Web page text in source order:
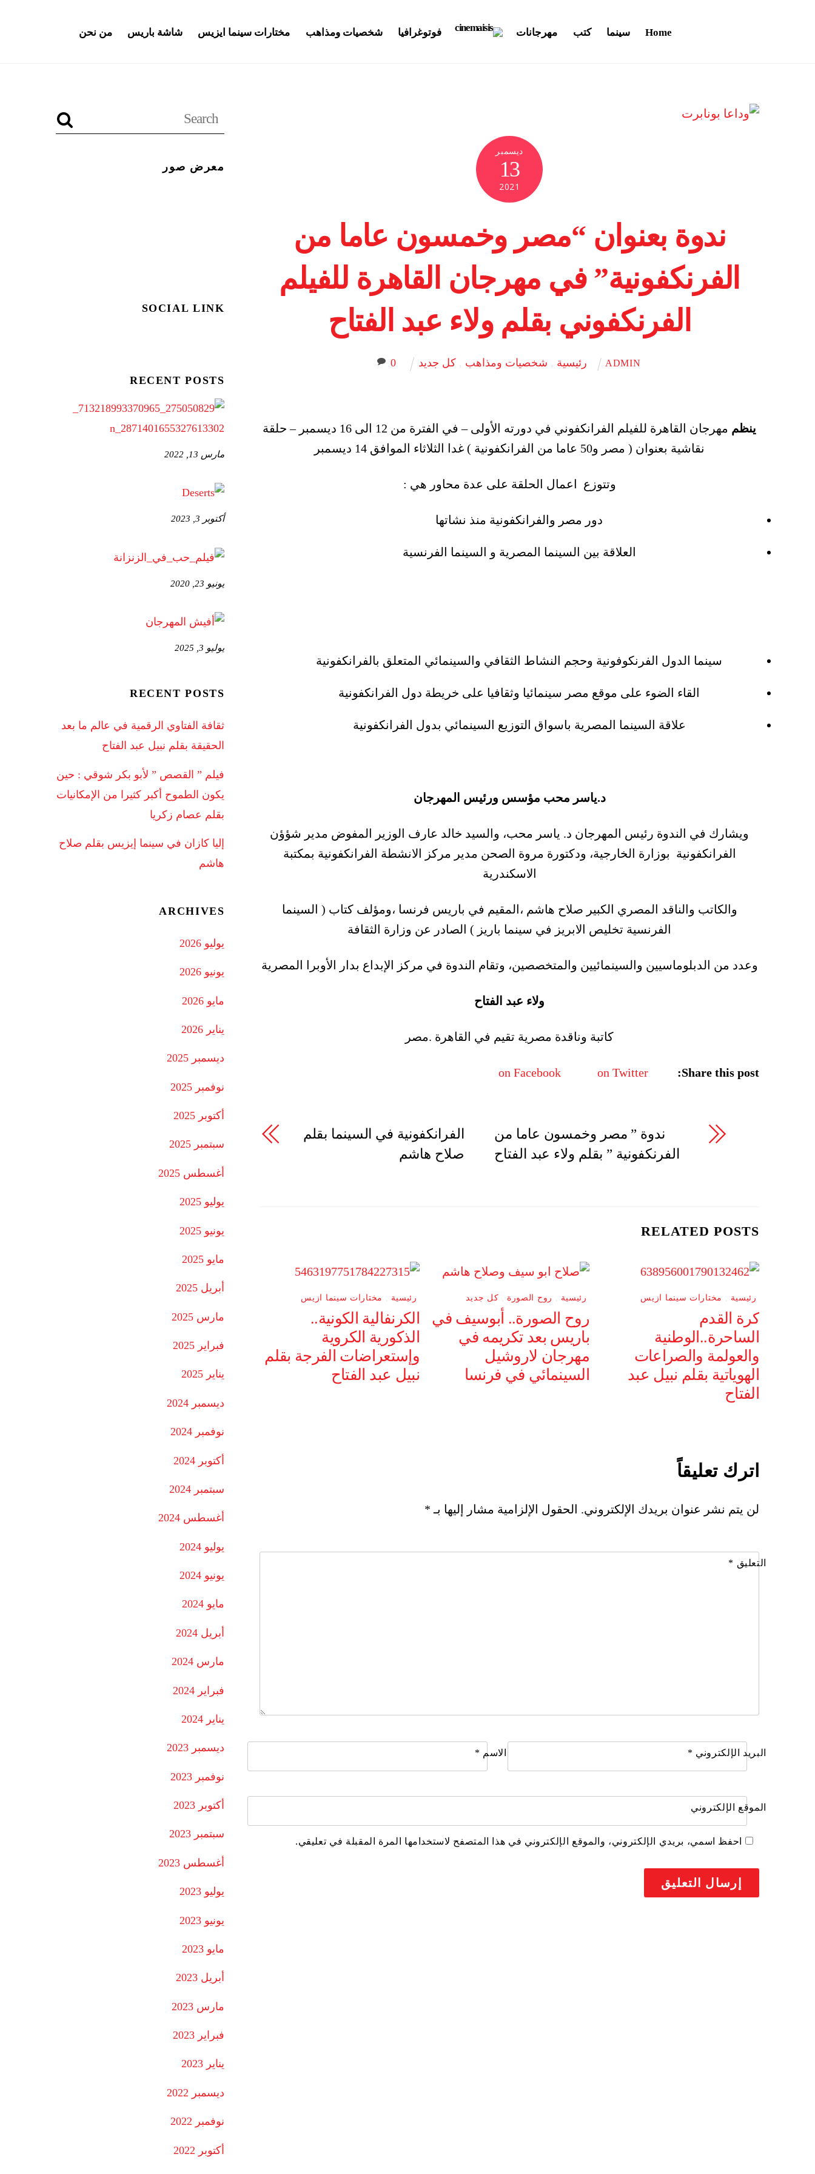
Home سينما كتب مهرجانات فوتوغرافيا شخصيات ومذاهب مختارات سينما ايزيس شاشة باريس من نحن
ديسمبر
13
2021
ندوة بعنوان “مصر وخمسون عاما من
الفرنكفونية” في مهرجان القاهرة للفيلم
الفرنكفوني بقلم ولاء عبد الفتاح
ADMIN رئيسية , شخصيات ومذاهب ,كل جديد 0
ينظم
مهرجان القاهرة للفيلم الفرانكفوني في دورته الأولى – في الفترة من 12 الى 16 ديسمبر – حلقة
نقاشية بعنوان ( مصر و50 عاما من الفرانكفونية ) غدا الثلاثاء الموافق 14 ديسمبر
وتتوزع اعمال الحلقة على عدة محاور هي :
دور مصر والفرانكفونية منذ نشاتها
العلاقة بين السينما المصرية و السينما الفرنسية
سينما الدول الفرنكوفونية وحجم النشاط الثقافي والسينمائي المتعلق بالفرانكفونية
القاء الضوء على موقع مصر سينمائيا وثقافيا على خريطة دول الفرانكفونية
علاقة السينما المصرية باسواق التوزيع السينمائي بدول الفرانكفونية
د.ياسر محب مؤسس ورئيس المهرجان
ويشارك في الندوة رئيس المهرجان د. ياسر محب، والسيد خالد عارف الوزير المفوض مدير شؤؤن
الفرانكفونية بوزارة الخارجية، ودكتورة مروة الصحن مدير مركز الانشطة الفرانكفونية بمكتبة
الاسكندرية
والكاتب والناقد المصري الكبير صلاح هاشم ،المقيم في باريس فرنسا ،ومؤلف كتاب ( السينما
الفرنسية تخليص الابريز في سينما باريز ) الصادر عن وزارة الثقافة
وعدد من الدبلوماسيين والسينمائيين والمتخصصين، وتقام الندوة في مركز الإبداع بدار الأوبرا المصرية
ولاء عبد الفتاح
كاتبة وناقدة مصرية تقيم في القاهرة .مصر
Share this post:
on Twitter
on Facebook
الفرانكفونية في السينما بقلم
صلاح هاشم
ندوة ” مصر وخمسون عاما من
الفرنكفونية ” بقلم ولاء عبد الفتاح
RELATED POSTS
رئيسية مختارات سينما ازيس
الكرنفالية الكونية..
الذكورية الكروية
وإستعراضات الفرجة بقلم
نبيل عبد الفتاح
رئيسية روح الصورة كل جديد
روح الصورة.. أبوسيف في
باريس بعد تكريمه في
مهرجان لاروشيل
السينمائي في فرنسا
رئيسية مختارات سينما ازيس
كرة القدم
الساحرة..الوطنية
والعولمة والصراعات
الهوياتية بقلم نبيل عبد
الفتاح
اترك تعليقاً
لن يتم نشر عنوان بريدك الإلكتروني. الحقول الإلزامية مشار إليها بـ *
التعليق *
الاسم * البريد الإلكتروني *
الموقع الإلكتروني
احفظ اسمي، بريدي الإلكتروني، والموقع الإلكتروني في هذا المتصفح لاستخدامها المرة المقبلة في تعليقي.
معرض صور
SOCIAL LINK
RECENT POSTS
مارس 13, 2022
أكتوبر 3, 2023
يونيو 23, 2020
يوليو 3, 2025
RECENT POSTS
ثقافة الفتاوي الرقمية في عالم ما بعد
الحقيقة بقلم نبيل عبد الفتاح
فيلم ” القصص ” لأبو بكر شوقي : حين
يكون الطموح أكبر كثيرا من الإمكانيات
بقلم عصام زكريا
إليا كازان في سينما إيزيس بقلم صلاح
هاشم
ARCHIVES
يوليو 2026
يونيو 2026
مايو 2026
يناير 2026
ديسمبر 2025
نوفمبر 2025
أكتوبر 2025
سبتمبر 2025
أغسطس 2025
يوليو 2025
يونيو 2025
مايو 2025
أبريل 2025
مارس 2025
فبراير 2025
يناير 2025
ديسمبر 2024
نوفمبر 2024
أكتوبر 2024
سبتمبر 2024
أغسطس 2024
يوليو 2024
يونيو 2024
مايو 2024
أبريل 2024
مارس 2024
فبراير 2024
يناير 2024
ديسمبر 2023
نوفمبر 2023
أكتوبر 2023
سبتمبر 2023
أغسطس 2023
يوليو 2023
يونيو 2023
مايو 2023
أبريل 2023
مارس 2023
فبراير 2023
يناير 2023
ديسمبر 2022
نوفمبر 2022
أكتوبر 2022